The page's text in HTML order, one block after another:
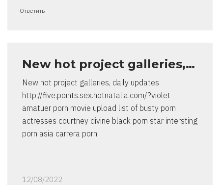
Ответить
New hot project galleries,…
New hot project galleries, daily updates
http://five.points.sex.hotnatalia.com/?violet
amatuer porn movie upload list of busty porn
actresses courtney divine black porn star intersting
porn asia carrera porn
12/08/2022